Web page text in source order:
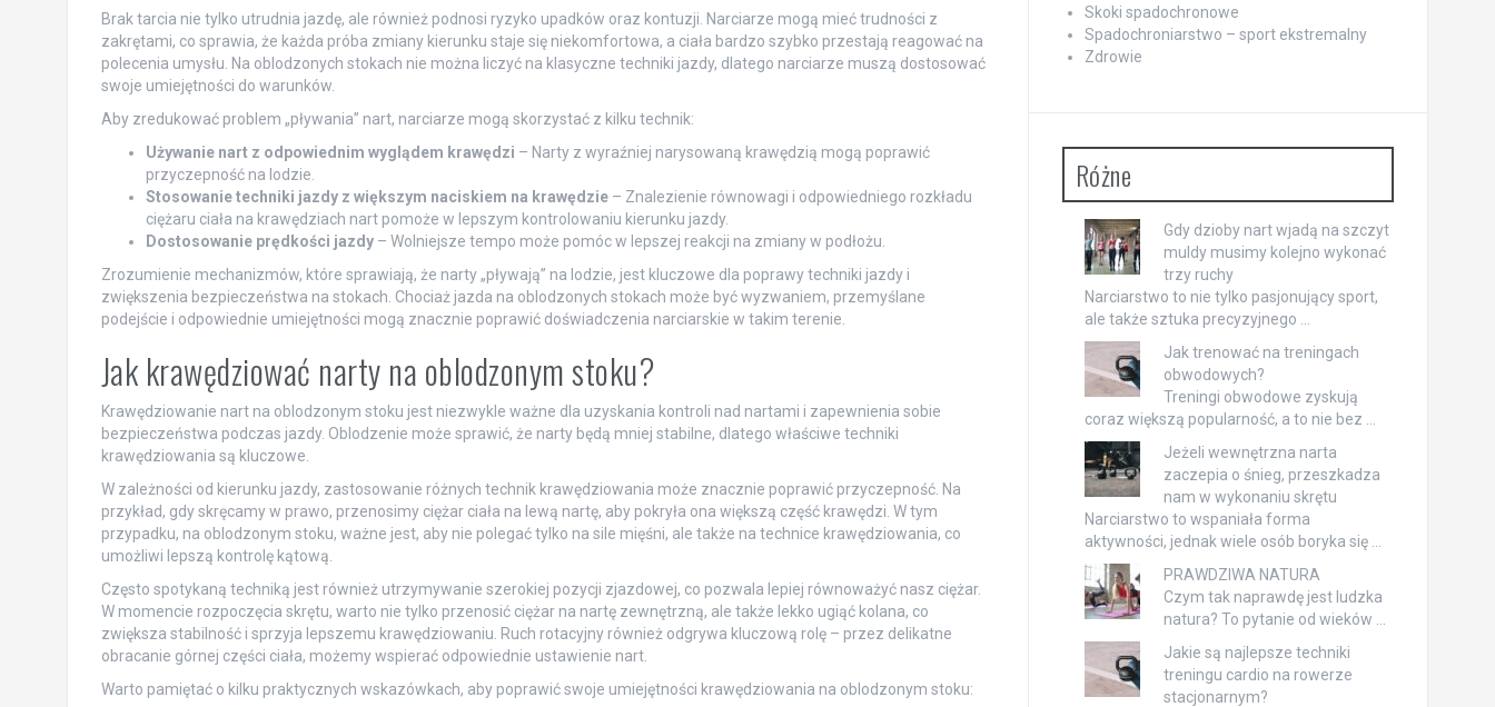
Brak tarcia nie tylko utrudnia jazdę, ale również podnosi ryzyko upadków oraz kontuzji. Narciarze mogą mieć trudności z
zakrętami, co sprawia, że każda próba zmiany kierunku staje się niekomfortowa, a ciała bardzo szybko przestają reagować na
polecenia umysłu. Na oblodzonych stokach nie można liczyć na klasyczne techniki jazdy, dlatego narciarze muszą dostosować
swoje umiejętności do warunków.
Aby zredukować problem „pływania” nart, narciarze mogą skorzystać z kilku technik:
Używanie nart z odpowiednim wyglądem krawędzi – Narty z wyraźniej narysowaną krawędzią mogą poprawić
przyczepność na lodzie.
Stosowanie techniki jazdy z większym naciskiem na krawędzie– Znalezienie równowagi i odpowiedniego rozkładu
ciężaru ciała na krawędziach nart pomoże w lepszym kontrolowaniu kierunku jazdy.
Dostosowanie prędkości jazdy– Wolniejsze tempo może pomóc w lepszej reakcji na zmiany w podłożu.
Zrozumienie mechanizmów, które sprawiają, że narty „pływają” na lodzie, jest kluczowe dla poprawy techniki jazdy i
zwiększenia bezpieczeństwa na stokach. Chociaż jazda na oblodzonych stokach może być wyzwaniem, przemyślane
podejście i odpowiednie umiejętności mogą znacznie poprawić doświadczenia narciarskie w takim terenie.
Jak krawędziować narty na oblodzonym stoku?
Krawędziowanie nart na oblodzonym stoku jest niezwykle ważne dla uzyskania kontroli nad nartami i zapewnienia sobie
bezpieczeństwa podczas jazdy. Oblodzenie może sprawić, że narty będą mniej stabilne, dlatego właściwe techniki
krawędziowania są kluczowe.
W zależności od kierunku jazdy, zastosowanie różnych technik krawędziowania może znacznie poprawić przyczepność. Na
przykład, gdy skręcamy w prawo, przenosimy ciężar ciała na lewą nartę, aby pokryła ona większą część krawędzi. W tym
przypadku, na oblodzonym stoku, ważne jest, aby nie polegać tylko na sile mięśni, ale także na technice krawędziowania, co
umożliwi lepszą kontrolę kątową.
Często spotykaną techniką jest również utrzymywanie szerokiej pozycji zjazdowej, co pozwala lepiej równoważyć nasz ciężar.
W momencie rozpoczęcia skrętu, warto nie tylko przenosić ciężar na nartę zewnętrzną, ale także lekko ugiąć kolana, co
zwiększa stabilność i sprzyja lepszemu krawędziowaniu. Ruch rotacyjny również odgrywa kluczową rolę – przez delikatne
obracanie górnej części ciała, możemy wspierać odpowiednie ustawienie nart.
Warto pamiętać o kilku praktycznych wskazówkach, aby poprawić swoje umiejętności krawędziowania na oblodzonym stoku:
Skoki spadochronowe
Spadochroniarstwo – sport ekstremalny
Zdrowie
Różne
Gdy dzioby nart wjadą na szczyt
muldy musimy kolejno wykonać
trzy ruchy
Narciarstwo to nie tylko pasjonujący sport,
ale także sztuka precyzyjnego …
Jak trenować na treningach
obwodowych?
Treningi obwodowe zyskują
coraz większą popularność, a to nie bez …
Jeżeli wewnętrzna narta
zaczepia o śnieg, przeszkadza
nam w wykonaniu skrętu
Narciarstwo to wspaniała forma
aktywności, jednak wiele osób boryka się …
PRAWDZIWA NATURA
Czym tak naprawdę jest ludzka
natura? To pytanie od wieków …
Jakie są najlepsze techniki
treningu cardio na rowerze
stacjonarnym?